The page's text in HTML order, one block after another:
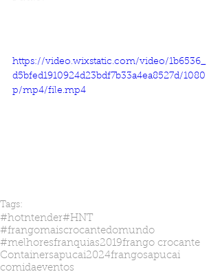
https://video.wixstatic.com/video/1b6536_
d5bfed1910924d23bdf7b33a4ea8527d/1080
p/mp4/file.mp4
Tags:
#hotntender#HNT
#frangomaiscrocantedomundo
#melhoresfranquias2019frango crocante
Containersapucai2024frangosapucai
comidaeventos